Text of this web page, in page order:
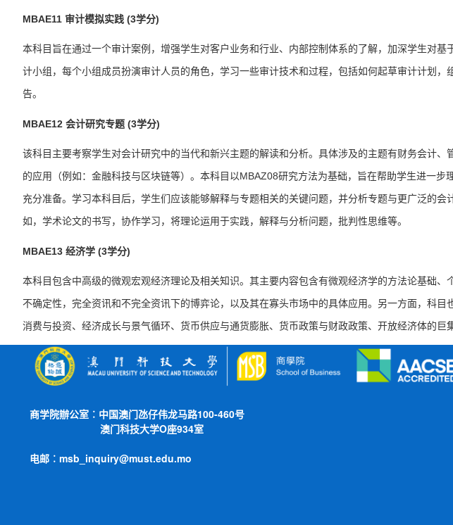
MBAE11 审计模拟实践 (3学分)
本科目 旨在通过一个审计案例，增强学生对客户业务和行业、内部控制体系的了解，加深学生对
计小组，每个小组成员扮演审计人员的角色，学习一些审计技术和过程，包括如何起草审计计划
告。
MBAE12 会计研究专题 (3学分)
该科目 主要考察学生对会计研究中的当代和新兴主题的解读和分析。具体涉及的主题有财务会计
的应用（例如：金融科技与区块链等）。本科目以MBAZ08研究方法为基础，旨在帮助学生进一
充分准备。学习本科目后，学生们应该能够解释与专题相关的关键问题，并分析专题与更广泛的会
如，学术论文的书写，协作学习，将理论运用于实践，解释与分析问题，批判性思维等。
MBAE13 经济学 (3学分)
本科目包含中高级的微观宏观经济理论及相关知识。其主要内容包含有微观经济学的方法论基础
不确定性，完全资讯和不完全资讯下的博弈论，以及其在寡头市场中的具体应用。另一方面， 科目
消费与投资、经济成长与景气循环、货币供应与通货膨胀、货币政策与财政政策、开放经济体的巨
商学院辦公室︰中国澳门氹仔伟龙马路100-460号
澳门科技大学O座934室
电邮︰msb_inquiry@must.edu.mo